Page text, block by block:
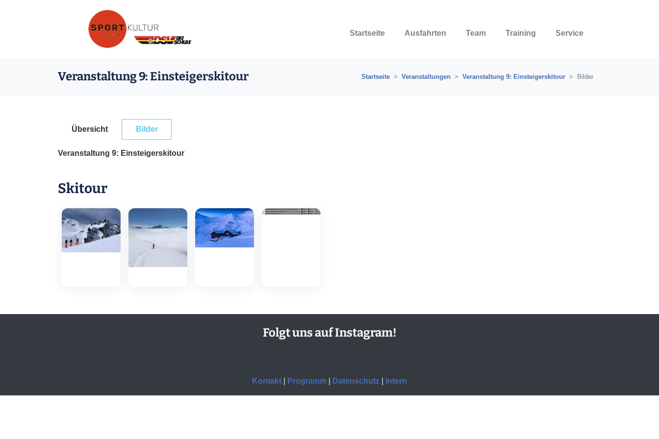
Startseite Ausfahrten Team Training Service
Veranstaltung 9: Einsteigerskitour Startseite Veranstaltungen Veranstaltung 9: Einsteigerskitour Bilder
Übersicht Bilder
Veranstaltung 9: Einsteigerskitour
Skitour
Folgt uns auf Instagram!
Kontakt Programm Datenschutz Intern